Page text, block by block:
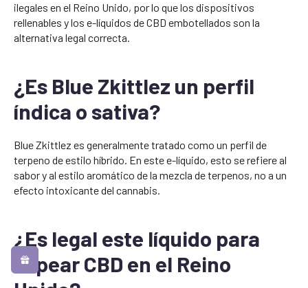
ilegales en el Reino Unido, por lo que los dispositivos
rellenables y los e-líquidos de CBD embotellados son la
alternativa legal correcta.
¿Es Blue Zkittlez un perfil
índica o sativa?
Blue Zkittlez es generalmente tratado como un perfil de
terpeno de estilo híbrido. En este e-líquido, esto se refiere al
sabor y al estilo aromático de la mezcla de terpenos, no a un
efecto intoxicante del cannabis.
¿Es legal este líquido para
vapear CBD en el Reino